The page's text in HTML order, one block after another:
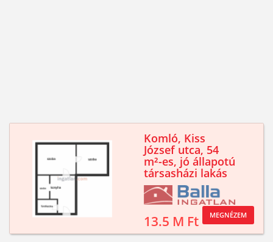
Komló, Kiss
József utca, 54
m²-es, jó állapotú
társasházi lakás
13.5 M Ft MEGNÉZEM